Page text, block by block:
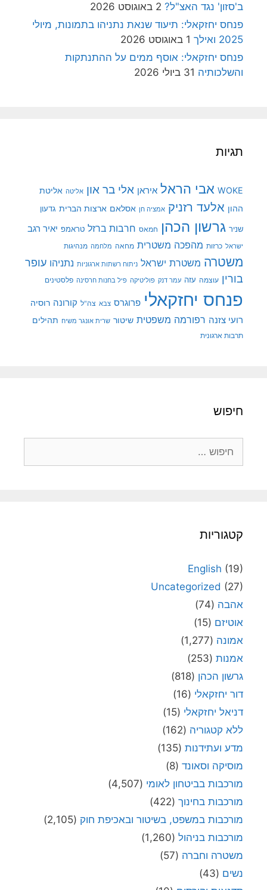
ב'סזון' נגד האצ"ל? 2 באוגוסט 2026
פנחס יחזקאלי: תיעוד שנאת נתניהו בתמונות, מיולי
2025 ואילך
1 באוגוסט 2026
פנחס יחזקאלי: אוסף ממים על ההתנתקות
והשלכותיה 31 ביולי 2026
תגיות
WOKE אבי הראל איראן אלי בר און אליטה אליטת
ההון אלעד רזניק אמציה חן אסלאם ארצות הברית גדעון
שניר גרשון הכהן חמאס חרבות ברזל טראמפ יאיר רגב
ישראל כרזות מהפכה משטרית מחאה מלחמה מנהיגות
משטרה משטרת ישראל ניתוח רשתות ארגוניות נתניהו עופר
בורין עוצמה עזה עמר דנק פוליטיקה פיל בחנות חרסינה פלסטינים
פנחס יחזקאלי פרוגרס צבא צה"ל קורונה רוסיה
רועי צזנה רפורמה משפטית שיטור שרית אונגר משיח תהילים
תרבות ארגונית
חיפוש
קטגוריות
English (19)
Uncategorized (27)
אהבה (74)
אוטיזם (15)
אמונה (1,277)
אמנות (253)
גרשון הכהן (818)
דור יחזקאלי (16)
דניאל יחזקאלי (15)
ללא קטגוריה (162)
מדע ועתידנות (135)
מוסיקה וסאונד (8)
מורכבות בביטחון לאומי (4,507)
מורכבות בחינוך (422)
מורכבות במשפט, בשיטור ובאכיפת חוק (2,105)
מורכבות בניהול (1,260)
משטרה וחברה (57)
נשים (43)